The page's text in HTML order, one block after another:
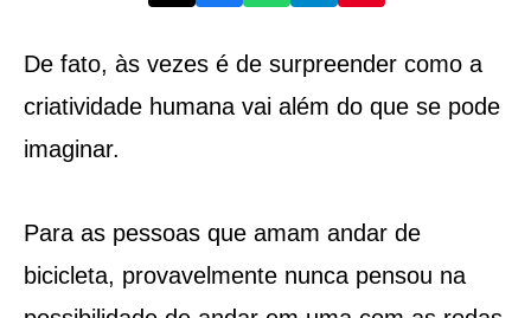
De fato, às vezes é de surpreender como a
criatividade humana vai além do que se pode
imaginar.
Para as pessoas que amam andar de
bicicleta, provavelmente nunca pensou na